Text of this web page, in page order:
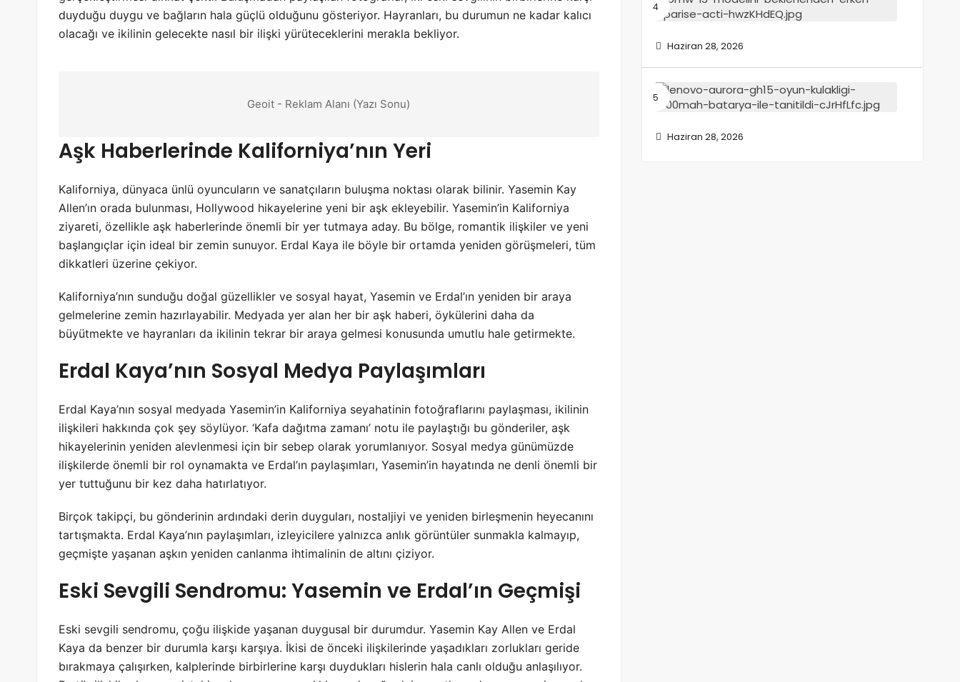
duyduğu duygu ve bağların hala güçlü olduğunu gösteriyor. Hayranları, bu durumun ne kadar kalıcı
olacağı ve ikilinin gelecekte nasıl bir ilişki yürüteceklerini merakla bekliyor.
Geoit - Reklam Alanı (Yazı Sonu)
Aşk Haberlerinde Kaliforniya’nın Yeri
Kaliforniya, dünyaca ünlü oyuncuların ve sanatçıların buluşma noktası olarak bilinir. Yasemin Kay
Allen’ın orada bulunması, Hollywood hikayelerine yeni bir aşk ekleyebilir. Yasemin’in Kaliforniya
ziyareti, özellikle aşk haberlerinde önemli bir yer tutmaya aday. Bu bölge, romantik ilişkiler ve yeni
başlangıçlar için ideal bir zemin sunuyor. Erdal Kaya ile böyle bir ortamda yeniden görüşmeleri, tüm
dikkatleri üzerine çekiyor.
Kaliforniya’nın sunduğu doğal güzellikler ve sosyal hayat, Yasemin ve Erdal’ın yeniden bir araya
gelmelerine zemin hazırlayabilir. Medyada yer alan her bir aşk haberi, öykülerini daha da
büyütmekte ve hayranları da ikilinin tekrar bir araya gelmesi konusunda umutlu hale getirmekte.
Erdal Kaya’nın Sosyal Medya Paylaşımları
Erdal Kaya’nın sosyal medyada Yasemin’in Kaliforniya seyahatinin fotoğraflarını paylaşması, ikilinin
ilişkileri hakkında çok şey söylüyor. ‘Kafa dağıtma zamanı’ notu ile paylaştığı bu gönderiler, aşk
hikayelerinin yeniden alevlenmesi için bir sebep olarak yorumlanıyor. Sosyal medya günümüzde
ilişkilerde önemli bir rol oynamakta ve Erdal’ın paylaşımları, Yasemin’in hayatında ne denli önemli bir
yer tuttuğunu bir kez daha hatırlatıyor.
Birçok takipçi, bu gönderinin ardındaki derin duyguları, nostaljiyi ve yeniden birleşmenin heyecanını
tartışmakta. Erdal Kaya’nın paylaşımları, izleyicilere yalnızca anlık görüntüler sunmakla kalmayıp,
geçmişte yaşanan aşkın yeniden canlanma ihtimalinin de altını çiziyor.
Eski Sevgili Sendromu: Yasemin ve Erdal’ın Geçmişi
Eski sevgili sendromu, çoğu ilişkide yaşanan duygusal bir durumdur. Yasemin Kay Allen ve Erdal
Kaya da benzer bir durumla karşı karşıya. İkisi de önceki ilişkilerinde yaşadıkları zorlukları geride
bırakmaya çalışırken, kalplerinde birbirlerine karşı duydukları hislerin hala canlı olduğu anlaşılıyor.
Haziran 28, 2026
Haziran 28, 2026